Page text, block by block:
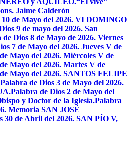
Jaime Calderón
10 de Mayo del 2026. VI DOMINGO
9 de mayo del 2026. San
de Dios 8 de Mayo de 2026. Viernes
7 de Mayo del 2026. Jueves V de
Mayo del 2026. Miércoles V de
Mayo del 2026. Martes V de
Mayo del 2026. SANTOS FELIPE
Palabra de Dios 3 de Mayo del 2026.
Palabra de Dios 2 de Mayo del
y Doctor de la Iglesia.Palabra
Memoria SAN JOSÉ
30 de Abril del 2026. SAN PÍO V,